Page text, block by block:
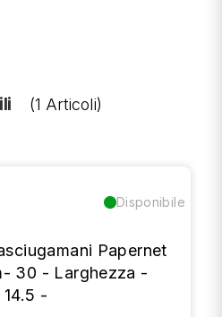
(1 Articoli)
Disponibile
Papernet
30 - Larghezza -
-